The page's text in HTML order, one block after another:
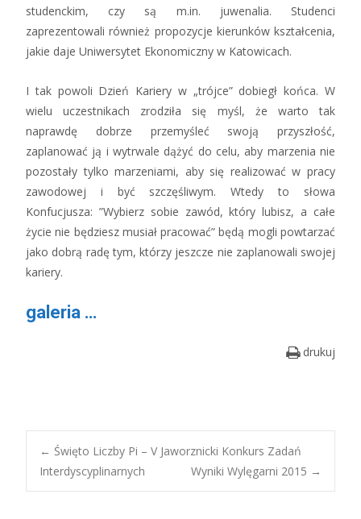
studenckim, czy są m.in. juwenalia. Studenci
zaprezentowali również propozycje kierunków kształcenia,
jakie daje Uniwersytet Ekonomiczny w Katowicach.
I tak powoli Dzień Kariery w „trójce” dobiegł końca. W
wielu uczestnikach zrodziła się myśl, że warto tak
naprawdę dobrze przemyśleć swoją przyszłość,
zaplanować ją i wytrwale dążyć do celu, aby marzenia nie
pozostały tylko marzeniami, aby się realizować w pracy
zawodowej i być szczęśliwym. Wtedy to słowa
Konfucjusza: ”Wybierz sobie zawód, który lubisz, a całe
życie nie będziesz musiał pracować” będą mogli powtarzać
jako dobrą radę tym, którzy jeszcze nie zaplanowali swojej
kariery.
galeria …
drukuj
Post
← Święto Liczby Pi – V Jaworznicki Konkurs Zadań
Interdyscyplinarnych
Wyniki Wylęgarni 2015 →